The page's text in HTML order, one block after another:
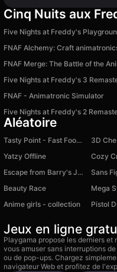
Cinq Nuits aux
FNAF Alchemy: Craft
Five Nights at Freddy's 3
FNAF - Animatronic Simulator
Five Nights at Freddy's 2
Aléatoire
Tasty Point - Fast Food Empire
Yatzy Offline
Escape from Barry's Jail Obby
Beauty Race
Anime girls - collection
Jeux en ligne
Playgama propose les derniers et
vous amuser sans interruptions
ou de pop-ups. Chargez
navigateur Web et profitez de